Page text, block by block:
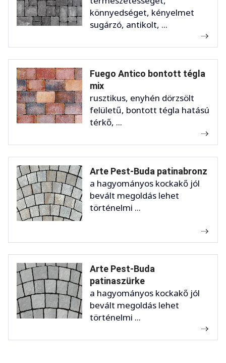
könnyedséget, kényelmet
sugárzó, antikolt, ...
Fuego Antico bontott tégla
mix
rusztikus, enyhén dörzsölt
felületű, bontott tégla hatású
térkő, ...
Arte Pest-Buda patinabronz
a hagyományos kockakő jól
bevált megoldás lehet
történelmi ...
Arte Pest-Buda
patinaszürke
a hagyományos kockakő jól
bevált megoldás lehet
történelmi ...